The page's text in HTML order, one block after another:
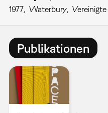
1977 Waterbury
Publikationen